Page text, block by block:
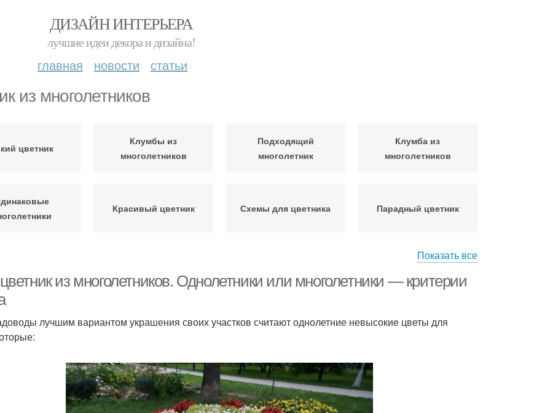
ДИЗАЙН ИНТЕРЬЕРА
лучшие идеи декора и дизайна!
главная новости статьи
из многолетников
цветник
Клумбы из
многолетников
Подходящий
многолетник
Клумба из
многолетников
Красивый цветник Схемы для цветника Парадный цветник
места
Показать все
из многолетников. Однолетники или многолетники — критерии
лучшим вариантом украшения своих участков считают однолетние невысокие цветы для